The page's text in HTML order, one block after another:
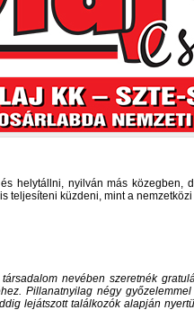
helytállni, nyilván más közegben,
teljesíteni küzdeni, mint a
nevében szeretnék
Pillanatnyilag négy
lejátszott találkozók alapján